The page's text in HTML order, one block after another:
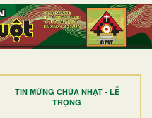
TIN MỪNG CHÚA NHẬT - LỄ
TRỌNG